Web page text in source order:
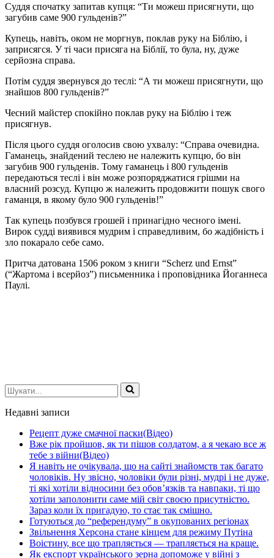
Суддя спочатку запитав купця: “Ти можеш присягнути, що
загубив саме 900 гульденів?”
Купець, навіть, оком не моргнув, поклав руку на Біблію, і
заприсягся. У ті часи присяга на Біблії, то була, ну, дуже
серйозна справа.
Потім суддя звернувся до теслі: “А ти можеш присягнути, що
знайшов 800 гульденів?”
Чесний майстер спокійно поклав руку на Біблію і теж
присягнув.
Після цього суддя оголосив свою ухвалу: “Справа очевидна.
Гаманець, знайдений теслею не належить купцю, бо він
загубив 900 гульденів. Тому гаманець і 800 гульденів
передаються теслі і він може розпоряджатися грішми на
власний розсуд. Купцю ж належить продовжити пошук свого
гаманця, в якому було 900 гульденів!”
Так купець позбувся грошей і принагідно чесного імені.
Вирок судді виявився мудрим і справедливим, бо жадібність і
зло покарало себе само.
Притча датована 1506 роком з книги “Scherz und Ernst”
(“Жартома і всерйоз”) письменника і проповідника Йоганнеса
Паулі.
Шукати...
Недавні записи
Рецепт дуже смачної паски(Відео)
Вже рік пройшов, як ти пішов солдатом, а я чекаю все ж
тебе з війни(Відео)
Я навіть не очікувала, що на сайті знайомств так багато
чоловіків. Ну звісно, чоловіки були різні, мудрі і не дуже,
ті які хотіли відносини без обов’язків та навпаки, ті що
хотіли заполонити саме мій світ своєю присутністю.
Зараз коли їх пригадую, то стає так смішно.
Готуються до “референдуму” в окупованих регіонах
Звільнення Херсона стане кінцем для режиму Путіна
Воістину, все що трапляється — трапляється на краще.
Як експорт українського зерна допоможе у війні з